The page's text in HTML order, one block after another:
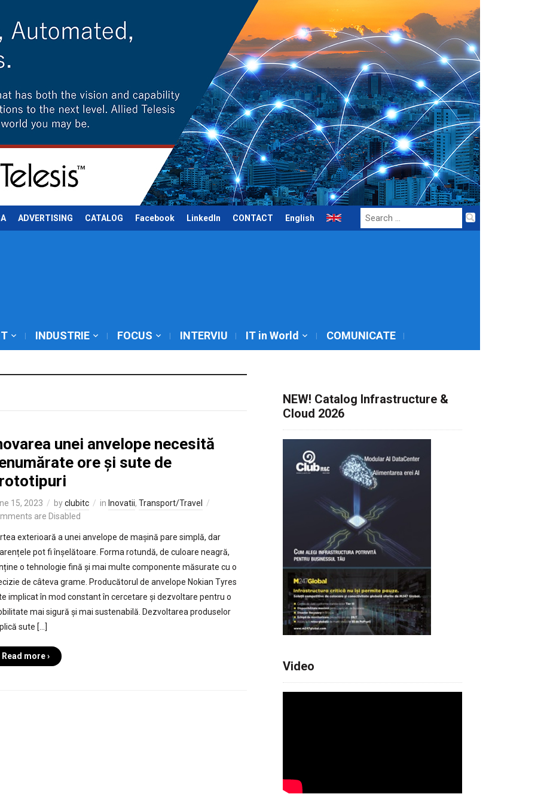
ADVERTISING CATALOG Facebook LinkedIn CONTACT English
Search
for:
INDUSTRIE FOCUS INTERVIU IT in World COMUNICATE
unei anvelope necesită
ore și sute de
15, 2023 byclubitc in Inovatii, Transport/Travel
are Disabled
exterioară a unei anvelope de mașină pare simplă, dar
pot fi înșelătoare. Forma rotundă, de culoare neagră,
o tehnologie fină și mai multe componente măsurate cu o
de câteva grame. Producătorul de anvelope Nokian Tyres
implicat în mod constant în cercetare și dezvoltare pentru o
mai sigură și mai sustenabilă. Dezvoltarea produselor
sute […]
Read more ›
NEW! Catalog Infrastructure &
Cloud 2026
Video